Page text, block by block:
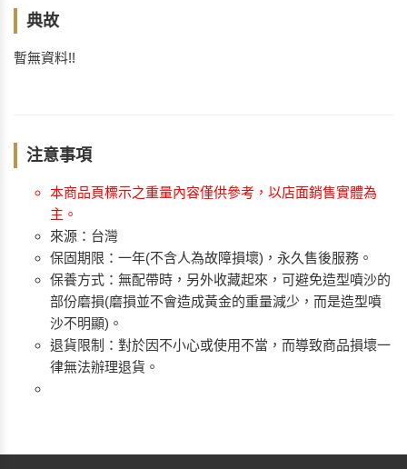
典故
暫無資料!!
注意事項
本商品頁標示之重量內容僅供參考，以店面銷售實體為
主。
來源：台灣
保固期限：一年(不含人為故障損壞)，永久售後服務。
保養方式：無配帶時，另外收藏起來，可避免造型噴沙的
部份磨損(磨損並不會造成黃金的重量減少，而是造型噴
沙不明顯)。
退貨限制：對於因不小心或使用不當，而導致商品損壞一
律無法辦理退貨。